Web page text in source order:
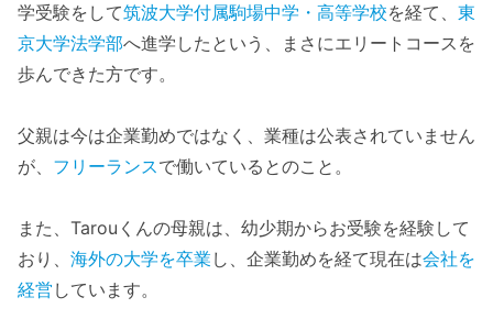
学受験をして筑波大学付属駒場中学・高等学校を経て、 東
京大学法学部へ進学したという、まさにエリートコースを
歩んできた方です。
父親は今は企業勤めではなく、業種は公表されていません
が、 フリーランスで働いているとのこと。
また、Tarouくんの母親は、幼少期からお受験を経験して
おり、 海外の大学を卒業 し、企業勤めを経て現在は会社を
経営 しています。